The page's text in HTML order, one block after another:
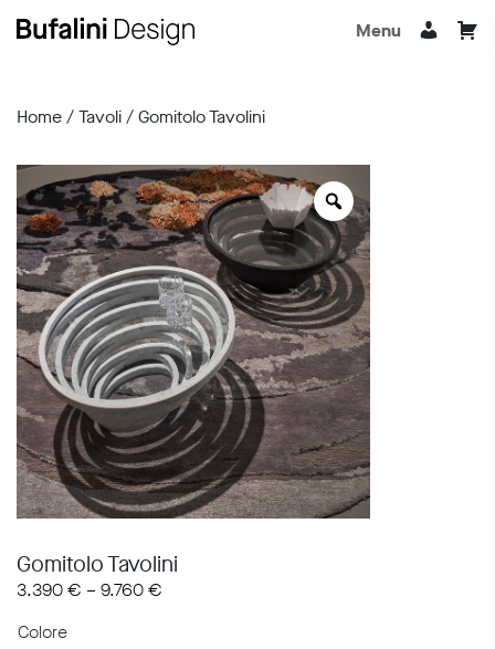
Menu
Home / Tavoli / Gomitolo Tavolini
Gomitolo Tavolini
3.390 € – 9.760 €
Colore